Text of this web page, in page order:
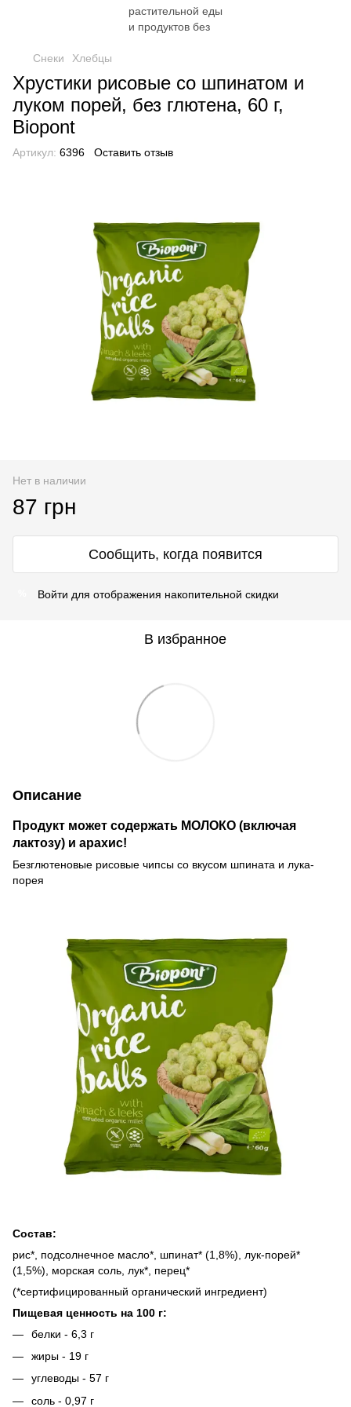
Снеки Хлебцы
Хрустики рисовые со шпинатом и
луком порей, без глютена, 60 г,
Biopont
Артикул: 6396 Оставить отзыв
Нет в наличии
87 грн
Сообщить, когда появится
Войти для отображения накопительной скидки
В избранное
Описание
Продукт может содержать МОЛОКО (включая
лактозу) и арахис!
Безглютеновые рисовые чипсы со вкусом шпината и лука-
порея
Состав:
рис*, подсолнечное масло*, шпинат* (1,8%), лук-порей*
(1,5%), морская соль, лук*, перец*
(*сертифицированный органический ингредиент)
Пищевая ценность на 100 г:
белки - 6,3 г
жиры - 19 г
углеводы - 57 г
соль - 0,97 г